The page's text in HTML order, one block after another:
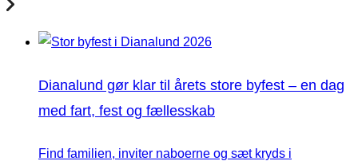
Dianalund gør klar til årets store byfest – en dag
med fart, fest og fællesskab
Find familien, inviter naboerne og sæt kryds i